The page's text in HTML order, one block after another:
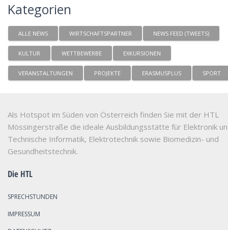
Kategorien
ALLE NEWS WIRTSCHAFTSPARTNER NEWS FEED (TWEETS)
KULTUR WETTBEWERBE EXKURSIONEN
VERANSTALTUNGEN PROJEKTE ERASMUSPLUS SPORT
Als Hotspot im Süden von Österreich finden Sie mit der HTL
Mössingerstraße die ideale Ausbildungsstätte für Elektronik
Technische Informatik, Elektrotechnik sowie Biomedizin- und
Gesundheitstechnik.
Die HTL
SPRECHSTUNDEN
IMPRESSUM